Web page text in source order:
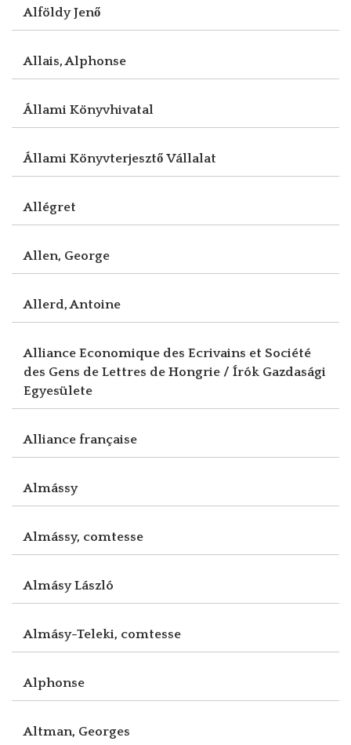
Alföldy Jenő
Allais, Alphonse
Állami Könyvhivatal
Állami Könyvterjesztő Vállalat
Allégret
Allen, George
Allerd, Antoine
Alliance Economique des Ecrivains et Société
des Gens de Lettres de Hongrie / Írók Gazdasági
Egyesülete
Alliance française
Almássy
Almássy, comtesse
Almásy László
Almásy-Teleki, comtesse
Alphonse
Altman, Georges